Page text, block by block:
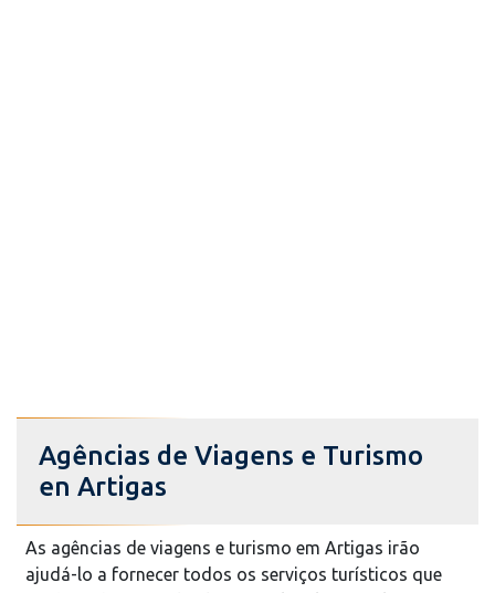
Agências de Viagens e Turismo
en Artigas
As agências de viagens e turismo em Artigas irão
ajudá-lo a fornecer todos os serviços turísticos que